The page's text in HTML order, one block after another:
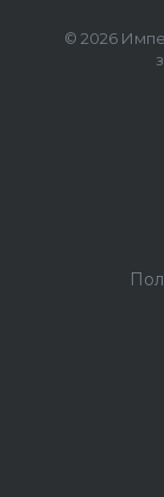
© 2026